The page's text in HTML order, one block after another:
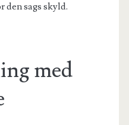
den sags skyld.
med